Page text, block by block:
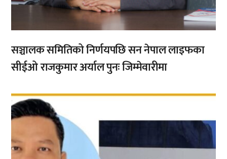
सञ्चालक समितिको निर्णयपछि सन नेपाल लाइफका
सीईओ राजकुमार अर्याल पुनः जिम्मेवारीमा
,